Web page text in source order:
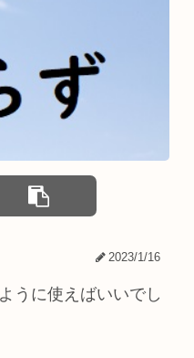
2023/1/16
うに使えばいいでし